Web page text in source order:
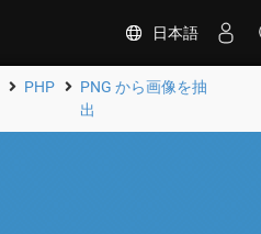
日本語
PHP
PNG から画像を抽
出